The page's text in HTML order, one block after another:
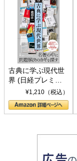
古典に学ぶ現代世
界 (日経プレミア
シリーズ)¥1,210（税込）